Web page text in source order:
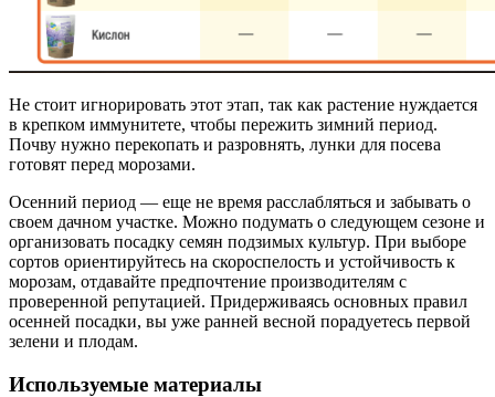
Не стоит игнорировать этот этап, так как растение нуждается
в крепком иммунитете, чтобы пережить зимний период.
Почву нужно перекопать и разровнять, лунки для посева
готовят перед морозами.
Осенний период — еще не время расслабляться и забывать о
своем дачном участке. Можно подумать о следующем сезоне и
организовать посадку семян подзимых культур. При выборе
сортов ориентируйтесь на скороспелость и устойчивость к
морозам, отдавайте предпочтение производителям с
проверенной репутацией. Придерживаясь основных правил
осенней посадки, вы уже ранней весной порадуетесь первой
зелени и плодам.
Используемые материалы